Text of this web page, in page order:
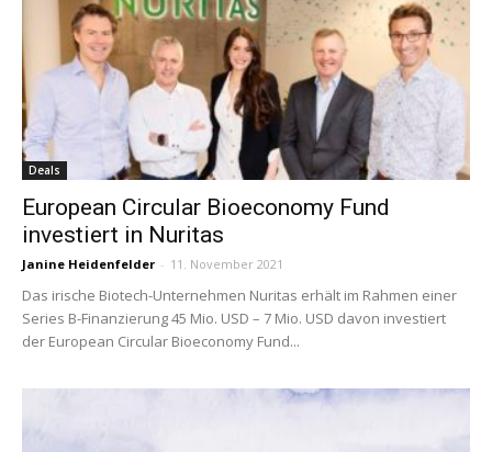
Deals
European Circular Bioeconomy Fund
investiert in Nuritas
Janine Heidenfelder - 11. November 2021
Das irische Biotech-Unternehmen Nuritas erhält im Rahmen einer
Series B-Finanzierung 45 Mio. USD – 7 Mio. USD davon investiert
der European Circular Bioeconomy Fund...